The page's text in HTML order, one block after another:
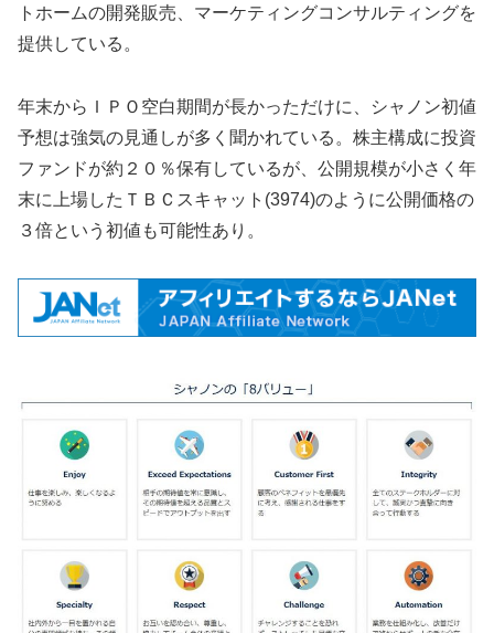
トホームの開発販売、マーケティングコンサルティングを
提供している。
年末からＩＰＯ空白期間が長かっただけに、シャノン初値
予想は強気の見通しが多く聞かれている。株主構成に投資
ファンドが約２０％保有しているが、公開規模が小さく年
末に上場したＴＢＣスキャット(3974)のように公開価格の
３倍という初値も可能性あり。